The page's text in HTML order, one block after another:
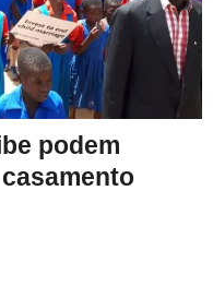
podem